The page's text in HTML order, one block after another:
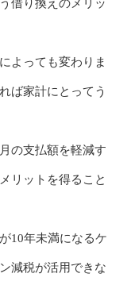
借り換えのメリッ
よっても変わりま
ば家計にとってう
の支払額を軽減す
リットを得ること
10年未満になるケ
減税が活用できな